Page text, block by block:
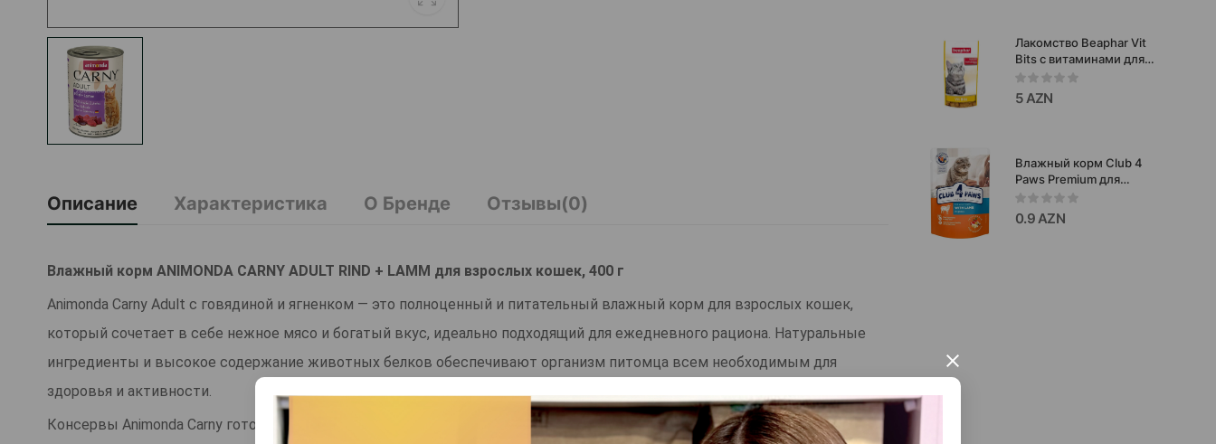
×
Описание Характеристика О Бренде Отзывы(0)
Влажный корм ANIMONDA CARNY ADULT RIND + LAMM для взрослых кошек, 400 г
Animonda Carny Adult с говядиной и ягненком — это полноценный и питательный влажный корм для взрослых кошек,
который сочетает в себе нежное мясо и богатый вкус, идеально подходящий для ежедневного рациона. Натуральные
ингредиенты и высокое содержание животных белков обеспечивают организм питомца всем необходимым для
здоровья и активности.
Консервы Animonda Carny готовятся исключительно из свежего мяса и мясных субпродуктов. Благодаря этому корм
Лакомство Beaphar Vit
Bits с витаминами для
кошек 35г
5 AZN
Влажный корм Club 4
Paws Premium для
взрослых кошек с
ягнёнком в соусе, 85 г
#2558
0.9 AZN